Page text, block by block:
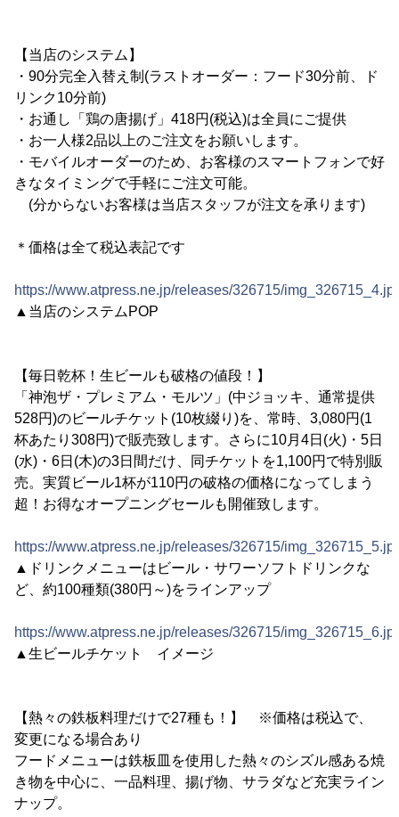
【当店のシステム】
・90分完全入替え制(ラストオーダー：フード30分前、ド
リンク10分前)
・お通し「鶏の唐揚げ」418円(税込)は全員にご提供
・お一人様2品以上のご注文をお願いします。
・モバイルオーダーのため、お客様のスマートフォンで好
きなタイミングで手軽にご注文可能。
(分からないお客様は当店スタッフが注文を承ります)
＊価格は全て税込表記です
https://www.atpress.ne.jp/releases/326715/
▲当店のシステムPOP
【毎日乾杯！生ビールも破格の値段！】
「神泡ザ・プレミアム・モルツ」(中ジョッキ、通常提供
528円)のビールチケット(10枚綴り)を、常時、3,080円(1
杯あたり308円)で販売致します。さらに10月4日(火)・5日
(水)・6日(木)の3日間だけ、同チケットを1,100円で特別販
売。実質ビール1杯が110円の破格の価格になってしまう
超！お得なオープニングセールも開催致します。
https://www.atpress.ne.jp/releases/326715/
▲ドリンクメニューはビール・サワーソフトドリンクな
ど、約100種類(380円～)をラインアップ
https://www.atpress.ne.jp/releases/326715/
▲生ビールチケット イメージ
【熱々の鉄板料理だけで27種も！】 ※価格は税込で、
変更になる場合あり
フードメニューは鉄板皿を使用した熱々のシズル感ある焼
き物を中心に、一品料理、揚げ物、サラダなど充実ライン
ナップ。